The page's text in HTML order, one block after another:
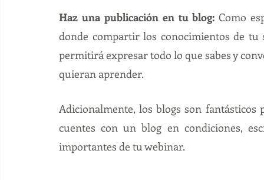
Haz una publicación en tu blog: Como
donde compartir los conocimientos de
permitirá expresar todo lo que sabes y
quieran aprender.
Adicionalmente, los blogs son fantásticos
cuentes con un blog en condiciones,
importantes de tu webinar.